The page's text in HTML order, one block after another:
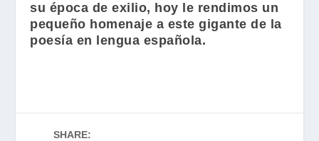
su época de exilio, hoy le rendimos un
pequeño homenaje a este gigante de la
poesía en lengua española.
SHARE: